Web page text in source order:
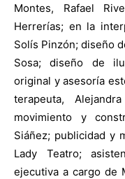
Montes, Rafael
Herrerías; en la
Solís Pinzón; diseño
Sosa; diseño de
original y asesoría
terapeuta,
movimiento y
Siáñez; publicidad y
Lady Teatro;
ejecutiva a cargo de